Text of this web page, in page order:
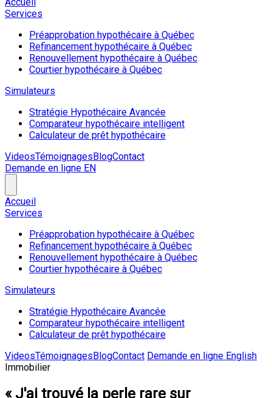
Services
Préapprobation hypothécaire à Québec
Refinancement hypothécaire à Québec
Renouvellement hypothécaire à Québec
Courtier hypothécaire à Québec
Simulateurs
Stratégie Hypothécaire Avancée
Comparateur hypothécaire intelligent
Calculateur de prêt hypothécaire
VideosTémoignagesBlogContact
Demande en ligne EN
Accueil
Services
Préapprobation hypothécaire à Québec
Refinancement hypothécaire à Québec
Renouvellement hypothécaire à Québec
Courtier hypothécaire à Québec
Simulateurs
Stratégie Hypothécaire Avancée
Comparateur hypothécaire intelligent
Calculateur de prêt hypothécaire
VideosTémoignagesBlogContact Demande en ligne English
Immobilier
« J'ai trouvé la perle rare sur